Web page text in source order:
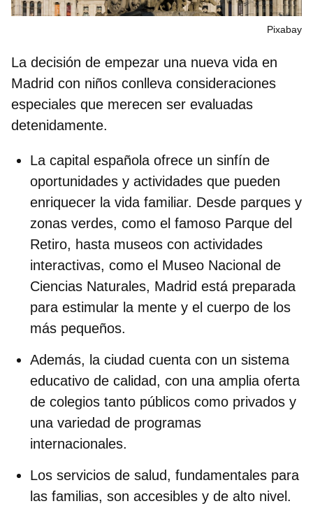
Pixabay
La decisión de empezar una nueva vida en
Madrid con niños conlleva consideraciones
especiales que merecen ser evaluadas
detenidamente.
La capital española ofrece un sinfín de
oportunidades y actividades que pueden
enriquecer la vida familiar. Desde parques y
zonas verdes, como el famoso Parque del
Retiro, hasta museos con actividades
interactivas, como el Museo Nacional de
Ciencias Naturales, Madrid está preparada
para estimular la mente y el cuerpo de los
más pequeños.
Además, la ciudad cuenta con un sistema
educativo de calidad, con una amplia oferta
de colegios tanto públicos como privados y
una variedad de programas
internacionales.
Los servicios de salud, fundamentales para
las familias, son accesibles y de alto nivel.